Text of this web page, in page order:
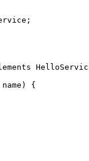
;
name )
{